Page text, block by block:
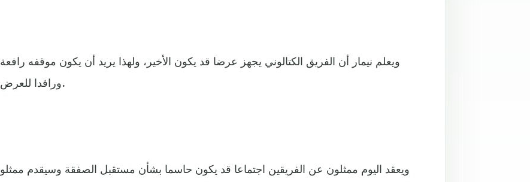
ويعلم نيمار أن الفريق الكتالوني يجهز عرضا قد يكون الأخير، ولهذا يريد أن يكون موقفه رافعة
ورافدا للعرض.
ويعقد اليوم ممثلون عن الفريقين اجتماعا قد يكون حاسما بشأن مستقبل الصفقة وسيقدم ممثلو